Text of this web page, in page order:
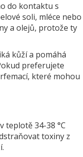
do kontaktu s
soli, mléce nebo
a olejů, protože ty
kůží a pomáhá
preferujete
které mohou
teplotě 34-38 °C
toxiny z